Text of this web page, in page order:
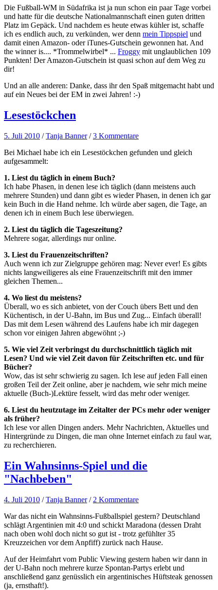
Die Fußball-WM in Südafrika ist ja nun schon ein paar Tage vorbei
und hatte für die deutsche Nationalmannschaft einen guten dritten
Platz im Gepäck. Und nachdem es heute etwas kühler ist, schaffe
ich es endlich auch, zu verkünden, wer denn mein Tippspiel und
damit einen Amazon- oder iTunes-Gutschein gewonnen hat. And
the winner is.... *Trommelwirbel* ... Froggy mit unglaublichen 109
Punkten! Der Amazon-Gutschein ist quasi schon auf dem Weg zu
dir!
Und an alle anderen: Danke, dass ihr den Spaß mitgemacht habt und
auf ein Neues bei der EM in zwei Jahren! :-)
Lesestöckchen
5. Juli 2010 /Tanja Banner /3 Kommentare
Bei Michael habe ich ein Lesestöckchen gefunden und gleich
aufgesammelt:
1. Liest du täglich in einem Buch?
Ich habe Phasen, in denen lese ich täglich (dann meistens auch
mehrere Stunden) und dann gibt es wieder Phasen, in denen ich gar
kein Buch in die Hand nehme. Ich würde aber sagen, die Tage, an
denen ich in einem Buch lese überwiegen.
2. Liest du täglich die Tageszeitung?
Mehrere sogar, allerdings nur online.
3. Liest du Frauenzeitschriften?
Auch wenn ich zur Zielgruppe gehören mag: Never ever! Es gibts
nichts langweiligeres als eine Frauenzeitschrift mit den immer
gleichen Themen...
4. Wo liest du meistens?
Überall, wo es sich anbietet, von der Couch übers Bett und den
Küchentisch, in der U-Bahn, im Bus und Zug... Einfach überall!
Das mit dem Lesen während des Laufens habe ich mir dagegen
schon vor einigen Jahren abgewöhnt ;-)
5. Wie viel Zeit verbringst du durchschnittlich täglich mit
Lesen? Und wie viel Zeit davon für Zeitschriften etc. und für
Bücher?
Wow, das ist sehr schwierig zu sagen. Ich lese auf jeden Fall einen
großen Teil der Zeit online, aber je nachdem, wie sehr mich meine
aktuelle (Buch-)Lektüre fesselt, wird das mehr oder weniger.
6. Liest du heutzutage im Zeitalter der PCs mehr oder weniger
als früher?
Ich lese vor allen Dingen anders. Mehr Nachrichten, Aktuelles und
Hintergründe zu Dingen, die man ohne Internet einfach zu faul war,
zu recherchieren.
Ein Wahnsinns-Spiel und die
"Nachbeben"
4. Juli 2010 /Tanja Banner / 2 Kommentare
War das nicht ein Wahnsinns-Fußballspiel gestern? Deutschland
schlägt Argentinien mit 4:0 und schickt Maradona (dessen Draht
nach oben wohl doch nicht so gut ist - trotz gefühlter 35
Kreuzzeichen vor dem Anpfiff) zurück nach Hause.
Auf der Heimfahrt vom Public Viewing gestern haben wir dann in
der U-Bahn noch mehrere kurze Spontan-Partys erlebt und
anschließend ganz genüsslich ein argentinisches Hüftsteak genossen
(ja, ernsthaft!).